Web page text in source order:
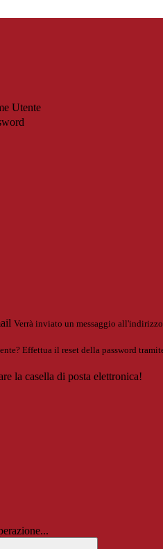
Utente
Verrà inviato un messaggio
Effettua il reset della password
la casella di posta elettronica!